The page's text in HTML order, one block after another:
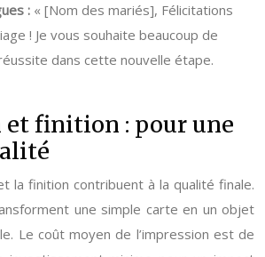
: « [Nom des mariés], Félicitations
! Je vous souhaite beaucoup de
dans cette nouvelle étape.
et finition : pour une
la finition contribuent à la qualité finale.
une simple carte en un objet
Le coût moyen de l’impression est de